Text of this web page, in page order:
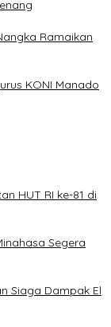
Ramaikan
KONI Manado
HUT RI ke-81 di
Segera
Siaga Dampak El